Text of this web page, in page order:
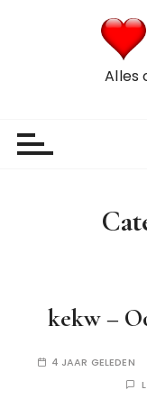
Alles
kekw –
4 JAAR GELEDEN